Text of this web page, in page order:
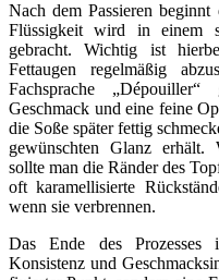
Nach dem Passieren
Flüssigkeit wird in einem
gebracht. Wichtig ist
Fettaugen regelmäßig
Fachsprache
Geschmack und eine feine
die Soße später fettig
gewünschten Glanz erhält.
sollte man die Ränder des
oft karamellisierte
wenn sie verbrennen.
Das Ende des Prozesses
Konsistenz und